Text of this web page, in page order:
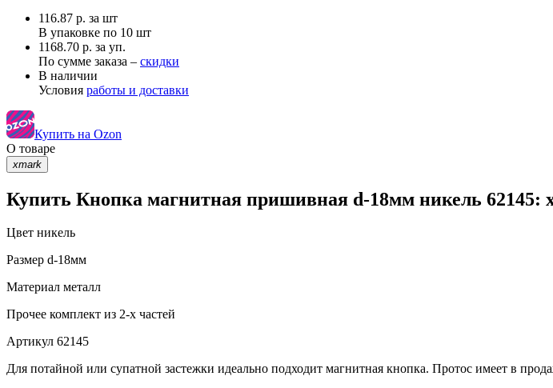
116.87 р. за шт
В упаковке по 10 шт
1168.70 р. за уп.
По сумме заказа – скидки
В наличии
Условия работы и доставки
Купить на Ozon
О товаре
xmark
Купить Кнопка магнитная пришивная d-18мм никель 62145:
Цвет никель
Размер d-18мм
Материал металл
Прочее комплект из 2-х частей
Артикул 62145
Для потайной или супатной застежки идеально подходит магнитная кнопка. Протос имеет в